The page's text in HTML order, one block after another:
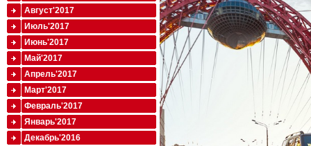
Август'2017
Июль'2017
Июнь'2017
Май'2017
Апрель'2017
Март'2017
Февраль'2017
Январь'2017
Декабрь'2016